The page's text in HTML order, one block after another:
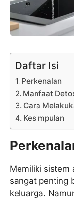
Daftar Isi
Perkenalan
Manfaat
Cara
Kesimpulan
Memiliki sistem
sangat penting
keluarga.